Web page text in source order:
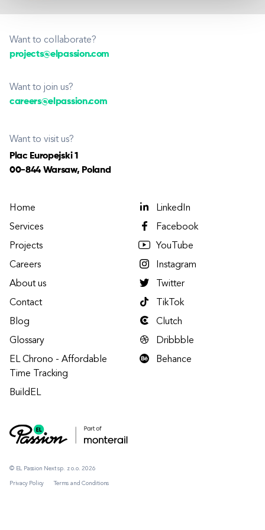
Want to collaborate?
projects@elpassion.com
Want to join us?
careers@elpassion.com
Want to visit us?
Plac Europejski 1
00-844 Warsaw, Poland
© EL Passion Next sp. z o.o. 2026
Privacy Policy Terms and Conditions
Home
Services
Projects
Careers
About us
Contact
Blog
Glossary
EL Chrono - Affordable
Time Tracking
BuildEL
LinkedIn
Facebook
YouTube
Instagram
Twitter
TikTok
Clutch
Dribbble
Behance